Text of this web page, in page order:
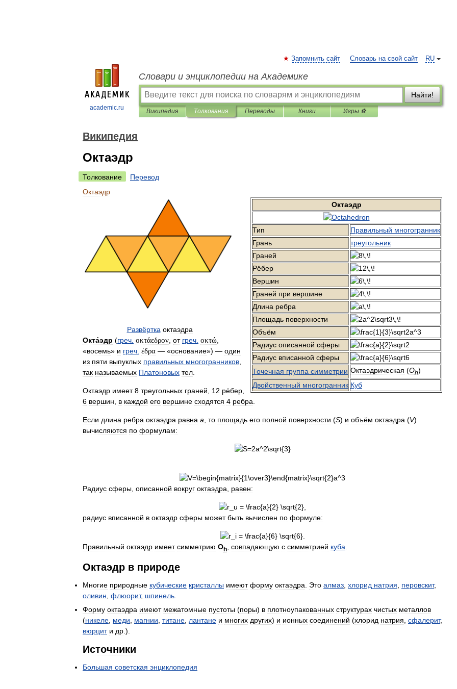
academic.ru
RU
Запомнить сайт Словарь на свой сайт
Словари и энциклопедии на Академике
Найти!
Википедия Толкования Переводы Книги Игры ⚽
Википедия
Октаэдр
Толкование
Перевод
Октаэдр
Октаэдр
Тип Правильный многогранник
Грань
треугольник
Граней
Рёбер
Вершин
Граней при вершине
Длина ребра
Площадь поверхности
Объём
Радиус описанной сферы
Радиус вписанной сферы
Точечная группа симметрии Октаэдрическая (Oh)
Двойственный многогранник Куб
Развёртка октаэдра
Окта́эдр (греч οκτάεδρον от греч οκτώ
«восемь» и греч έδρα — «основание») — один
из пяти выпуклых правильных многогранников
так называемых Платоновых тел
Октаэдр имеет 8 треугольных граней 12 рёбер
6 вершин в каждой его вершине сходятся 4 ребра
Если длина ребра октаэдра равна а то площадь его полной поверхности (S) и объём октаэдра (V)
вычисляются по формулам:
Радиус сферы описанной вокруг октаэдра равен:
радиус вписанной в октаэдр сферы может быть вычислен по формуле:
Правильный октаэдр имеет симметрию Oh совпадающую с симметрией куба
Октаэдр в природе
Многие природные кубические кристаллы имеют форму октаэдра Это алмаз хлорид натрия перовскит,
оливин флюорит, шпинель
Форму октаэдра имеют межатомные пустоты (поры) в плотноупакованных структурах чистых металлов
(никеле меди магнии титане лантане и многих других) и ионных соединений (хлорид натрия сфалерит,
вюрцит и др .).
Источники
Большая советская энциклопедия